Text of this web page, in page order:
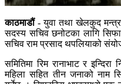
काठमाडौं - युवा तथा खेलकुद
सदस्य सचिव छनोटका लागि
सचिव राम प्रसाद थपलियाको
समितिमा रिम रानाभाट र
महिला सहित तीन जनाको नाम